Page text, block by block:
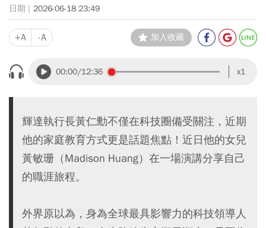
2026-06-18 23:49
+A -A 加入收藏
00:00/12:36 x1
輝達執行長黃仁勳不僅在科技圈備受關注，近期
他的家庭教育方式更是話題焦點！近日他的女兒
黃敏珊（Madison Huang）在一場演講分享自己
的職涯旅程。
外界原以為，身為全球最具影響力的科技領導人